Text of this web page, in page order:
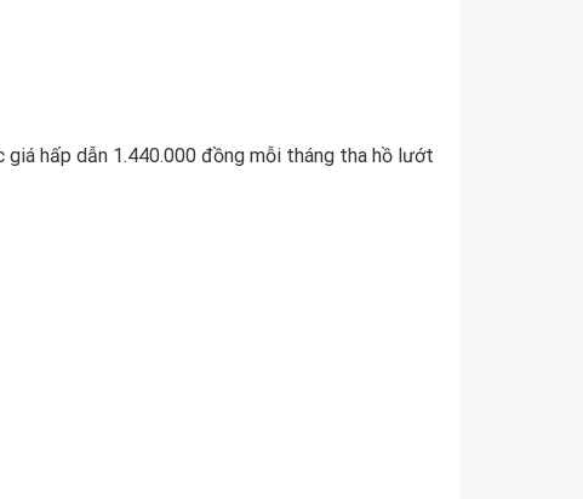
hấp dẫn 1.440.000 đồng mỗi tháng tha hồ lướt